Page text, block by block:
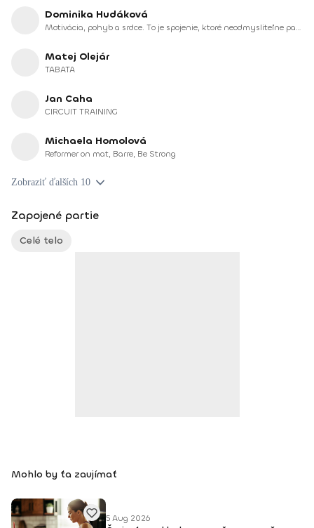
Dominika Hudáková
Motivácia, pohyb a srdce. To je spojenie, ktoré neodmysliteľne patrí k Domi, našej novej trénerke na Fitshakeri.
Matej Olejár
TABATA
Jan Caha
CIRCUIT TRAINING
Michaela Homolová
Reformer on mat, Barre, Be Strong
Zobraziť ďalších 10
Zapojené partie
Celé telo
Mohlo by ťa zaujímať
5 Aug 2026